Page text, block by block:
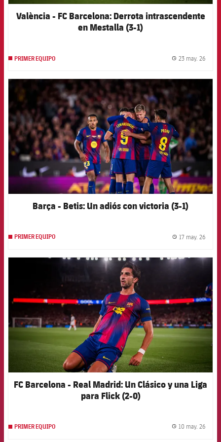
València - FC Barcelona: Derrota intrascendente
en Mestalla (3-1)
PRIMER EQUIPO 23 may. 26
FCB Barcelona badge
Barça - Betis: Un adiós con victoria (3-1)
PRIMER EQUIPO 17 may. 26
FCB Barcelona badge
FC Barcelona - Real Madrid: Un Clásico y una Liga
para Flick (2-0)
PRIMER EQUIPO 10 may. 26